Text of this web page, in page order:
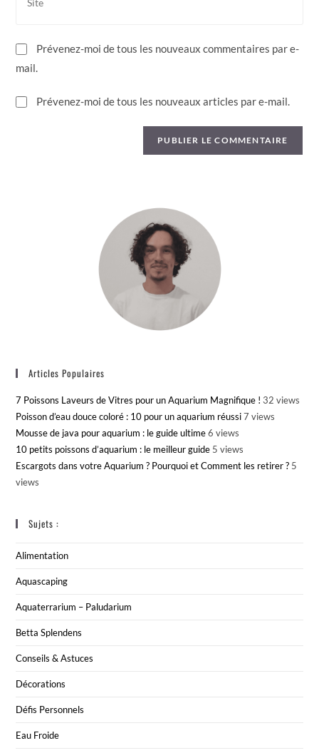
l’URL
votre
Prévenez-moi de tous les nouveaux commentaires par e-
mail.
Prévenez-moi de tous les nouveaux articles par e-mail.
Articles Populaires
7 Poissons Laveurs de Vitres pour un Aquarium Magnifique ! 32 views
Poisson d’eau douce coloré : 10 pour un aquarium réussi 7 views
Mousse de java pour aquarium : le guide ultime 6 views
10 petits poissons d’aquarium : le meilleur guide 5 views
Escargots dans votre Aquarium ? Pourquoi et Comment les retirer ? 5
views
Sujets :
Alimentation
Aquascaping
Aquaterrarium – Paludarium
Betta Splendens
Conseils & Astuces
Décorations
Défis Personnels
Eau Froide